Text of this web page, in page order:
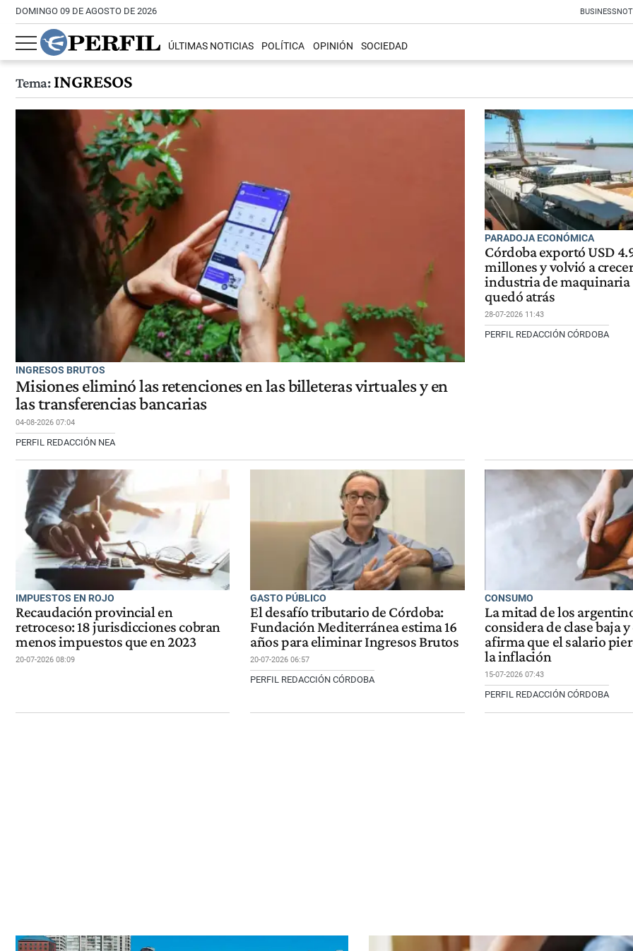
DOMINGO 09 DE AGOSTO DE 2026 BUSINESS
ÚLTIMAS NOTICIAS POLÍTICA OPINIÓN SOCIEDAD
Tema:INGRESOS
INGRESOS BRUTOS
Misiones eliminó las retenciones en las billeteras virtuales y en
las transferencias bancarias
04-08-2026 07:04
PERFIL REDACCIÓN NEA
PARADOJA ECONÓMICA
Córdoba exportó USD
millones y volvió a
industria de maquinaria
quedó atrás
28-07-2026 11:43
PERFIL REDACCIÓN CÓRDOBA
IMPUESTOS EN ROJO
Recaudación provincial en
retroceso: 18 jurisdicciones cobran
menos impuestos que en 2023
20-07-2026 08:09
GASTO PÚBLICO
El desafío tributario de Córdoba:
Fundación Mediterránea estima 16
años para eliminar Ingresos Brutos
20-07-2026 06:57
PERFIL REDACCIÓN CÓRDOBA
CONSUMO
La mitad de los
considera de clase baja y
afirma que el salario
la inflación
15-07-2026 07:43
PERFIL REDACCIÓN CÓRDOBA